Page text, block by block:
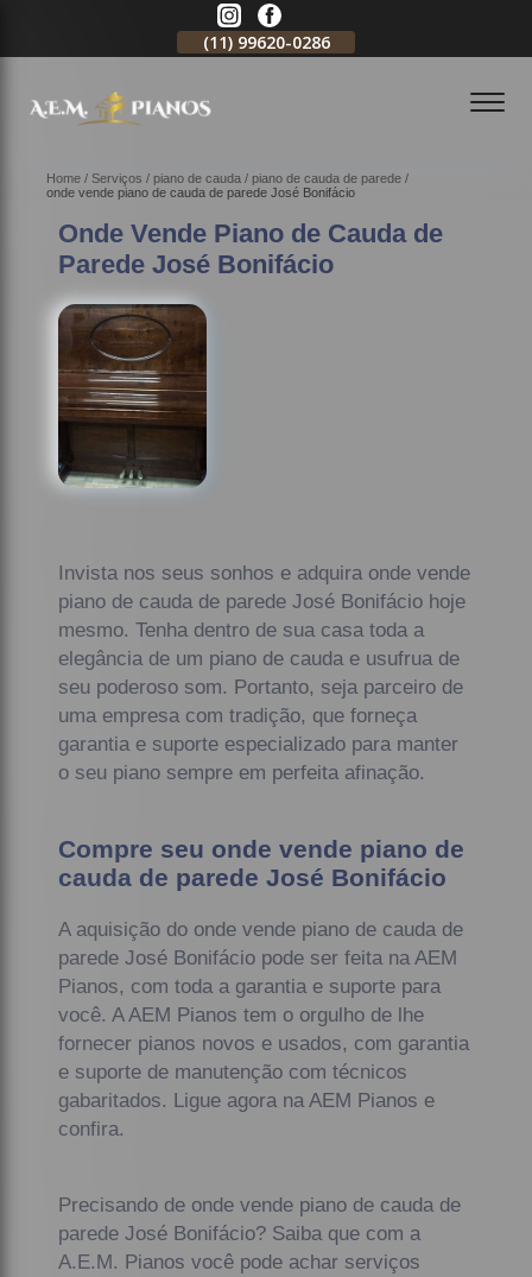
(11)2796-3704
Home Serviços piano de cauda
piano de cauda de parede
onde vende piano de cauda de parede José Bonifácio
Onde Vende Piano de Cauda de
Parede José Bonifácio
Invista nos seus sonhos e adquira onde vende
piano de cauda de parede José Bonifácio hoje
mesmo. Tenha dentro de sua casa toda a
elegância de um piano de cauda e usufrua de
seu poderoso som. Portanto, seja parceiro de
uma empresa com tradição, que forneça
garantia e suporte especializado para manter
o seu piano sempre em perfeita afinação.
Compre seu onde vende piano de
cauda de parede José Bonifácio
A aquisição do onde vende piano de cauda de
parede José Bonifácio pode ser feita na AEM
Pianos, com toda a garantia e suporte para
você. A AEM Pianos tem o orgulho de lhe
fornecer pianos novos e usados, com garantia
e suporte de manutenção com técnicos
gabaritados. Ligue agora na AEM Pianos e
confira.
Precisando de onde vende piano de cauda de
parede José Bonifácio? Saiba que com a
A.E.M. Pianos você pode achar serviços